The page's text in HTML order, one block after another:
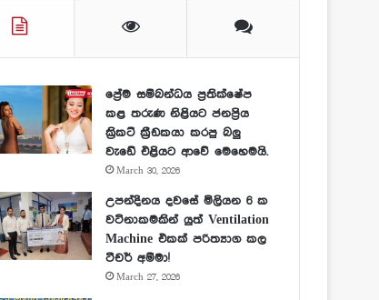
ප්‍රේම සම්බන්ධය ප්‍රතික්ෂේප
කළ තරුණ නිළියට ජනප්‍රිය
ක්‍රිකට් ක්‍රීඩකයා කරපු බලු
වැඩේ එළියට ආවේ මෙහෙමයි.
March 30, 2026
උපන්දිනය දවසේ මිලියන 6 ක
වටිනාකමකින් යුත් Ventilation
Machine එකක් පරිත්‍යාග කල
ටීචර් අම්මා!
March 27, 2026